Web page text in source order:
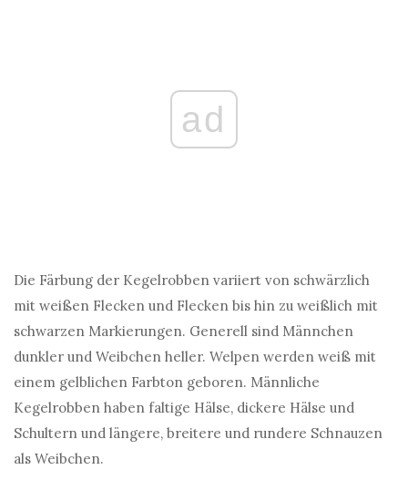
ad
Die Färbung der Kegelrobben variiert von schwärzlich
mit weißen Flecken und Flecken bis hin zu weißlich mit
schwarzen Markierungen. Generell sind Männchen
dunkler und Weibchen heller. Welpen werden weiß mit
einem gelblichen Farbton geboren. Männliche
Kegelrobben haben faltige Hälse, dickere Hälse und
Schultern und längere, breitere und rundere Schnauzen
als Weibchen.